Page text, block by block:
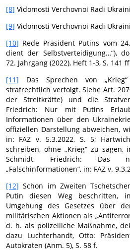
[8] Vidomosti Verchovnoi Radi
[9] Vidomosti Verchovnoi Radi
[10] Rede Präsident Putins vom
dient der Selbstverteidigung…“),
72. Jahrgang (2022), Heft 1-3, S. 141
[11] Das Sprechen von
strafrechtlich verfolgt. Siehe Art. 207
der Streitkräfte) und die
Friedrich: Nur mit Putins
Informationen über den
offiziellen Darstellung abweichen,
in: FAZ v. 5.3.2022, S. 5;
schreiben, ohne „Krieg“ zu sagen,
Schmidt, Friedrich: Das
„Falschinformationen“, in: FAZ v.
[12] Schon im Zweiten
Putin diesen Weg beschritten,
Umgehung des Gesetzes über
militärischen Aktionen als
d. h. als polizeiliche Maßnahme,
dazu Luchterhandt, Otto:
Autokraten (Anm. 5), S. 58 f.